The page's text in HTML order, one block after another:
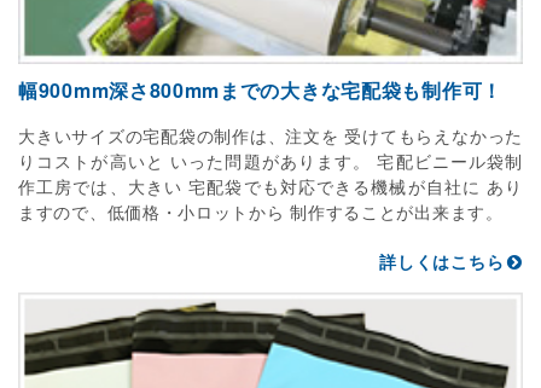
幅900mm深さ800mmまでの大きな宅配袋も制作可！
大きいサイズの宅配袋の制作は、注文を 受けてもらえなかった
りコストが高いと いった問題があります。 宅配ビニール袋制
作工房では、大きい 宅配袋でも対応できる機械が自社に あり
ますので、低価格・小ロットから 制作することが出来ます。
詳しくはこちら